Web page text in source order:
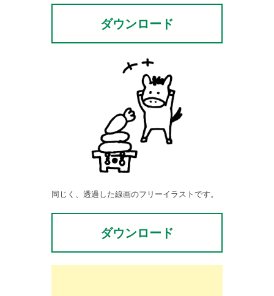
ダウンロード
同じく、透過した線画のフリーイラストです。
ダウンロード